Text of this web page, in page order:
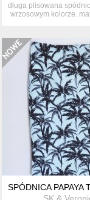
długa plisowana
wrzosowym kolorze.
SPÓDNICA PAPAYA
SK &